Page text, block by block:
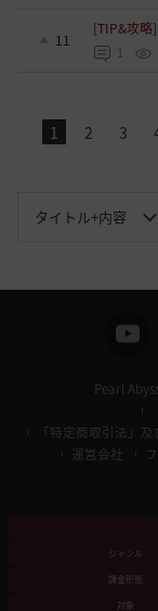
11
[TIP&攻
1
1 2 3
Pearl
「特定商取引法」
運営会社
ジャンル
課金形態
対象